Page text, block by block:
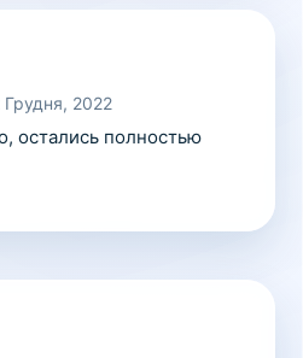
Грудня, 2022
остались полностью